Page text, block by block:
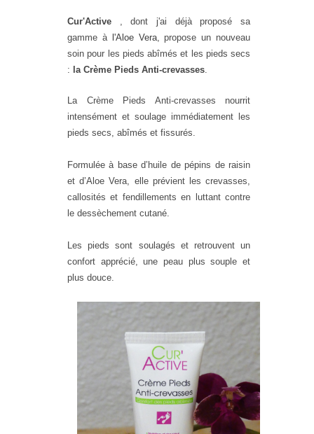
Cur'Active , dont j'ai déjà proposé sa
gamme à
l'Aloe Vera, propose un nouveau
soin pour les pieds abîmés et les pieds secs
: la Crème Pieds Anti-crevasses
La Crème Pieds Anti-crevasses nourrit
intensément et soulage immédiatement les
pieds secs, abîmés et fissurés.
Formulée à base d’huile de pépins de raisin
et d’Aloe Vera, elle prévient les crevasses,
callosités et fendillements en luttant contre
le dessèchement cutané.
Les pieds sont soulagés et retrouvent un
confort apprécié, une peau plus souple et
plus douce.